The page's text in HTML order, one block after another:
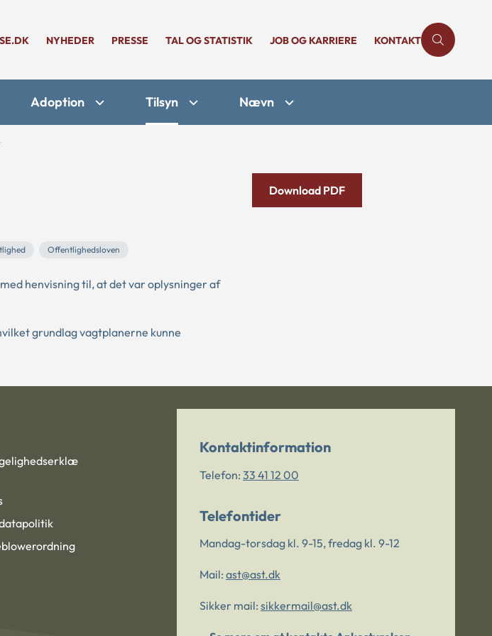
NYHEDER PRESSE TAL OG STATISTIK JOB OG KARRIERE KONTAKT
Adoption Tilsyn Nævn
Offentlighedsloven
henvisning til, at det var oplysninger af
grundlag vagtplanerne kunne
Download PDF
Kontaktinformation
Telefon: 33 41 12 00
Telefontider
Mandag-torsdag kl. 9-15, fredag kl. 9-12
Mail: ast@ast.dk
Sikker mail: sikkermail@ast.dk